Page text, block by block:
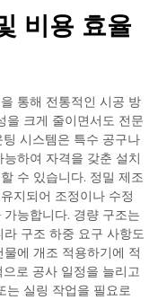
비용 효율
통해 전통적인 시공 방
을 크게 줄이면서도 전문
시스템은 특수 공구나
하여 자격을 갖춘 설치
수 있습니다. 정밀 제조
지되어 조정이나 수정
능합니다. 경량 구조는
구조 하중 요구 사항도
에 개조 적용하기에 적
로 공사 일정을 늘리고
는 실링 작업을 필요로